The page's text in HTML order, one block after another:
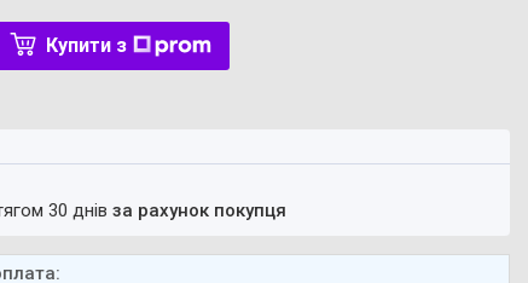
Купити з
30 днівза рахунок покупця